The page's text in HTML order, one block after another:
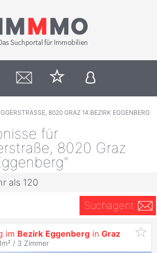
8020 GRAZ 14.BEZIRK EGGENBERG
für
8020 Graz
als 120
Suchagent
im Bezirk Eggenberg in Graz
/ 3 Zimmer